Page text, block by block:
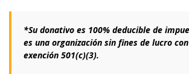
*Su donativo es 100% deducible de
es una organización sin fines de lucro
exención 501(c)(3).